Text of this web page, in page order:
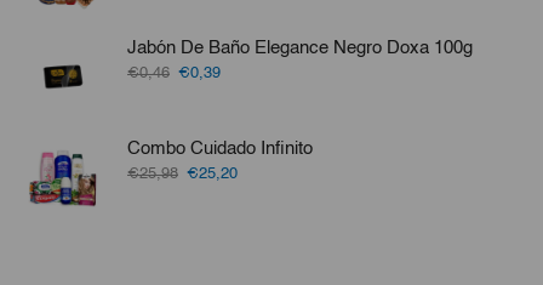
€52,15. €50,58.
Jabón De Baño Elegance Negro Doxa 100g
€0,46 El
era:
€0,46.
€0,39El
es:
€0,39.
Combo Cuidado Infinito
€25,98 El
€25,20El